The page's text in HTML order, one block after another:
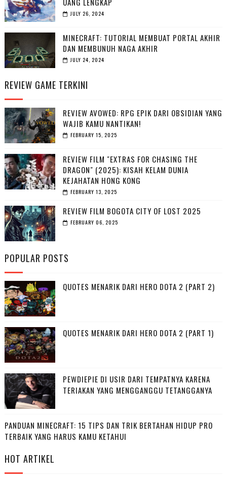
JULY 26, 2024
MINECRAFT: TUTORIAL MEMBUAT PORTAL AKHIR
DAN MEMBUNUH NAGA AKHIR
JULY 24, 2024
REVIEW GAME TERKINI
REVIEW AVOWED: RPG EPIK DARI OBSIDIAN YANG
WAJIB KAMU NANTIKAN!
FEBRUARY 15, 2025
REVIEW FILM "EXTRAS FOR CHASING THE
DRAGON" (2025): KISAH KELAM DUNIA
KEJAHATAN HONG KONG
FEBRUARY 13, 2025
REVIEW FILM BOGOTA CITY OF LOST 2025
FEBRUARY 06, 2025
POPULAR POSTS
QUOTES MENARIK DARI HERO DOTA 2 (PART 2)
QUOTES MENARIK DARI HERO DOTA 2 (PART 1)
PEWDIEPIE DI USIR DARI TEMPATNYA KARENA
TERIAKAN YANG MENGGANGGU TETANGGANYA
PANDUAN MINECRAFT: 15 TIPS DAN TRIK BERTAHAN HIDUP PRO
TERBAIK YANG HARUS KAMU KETAHUI
HOT ARTIKEL